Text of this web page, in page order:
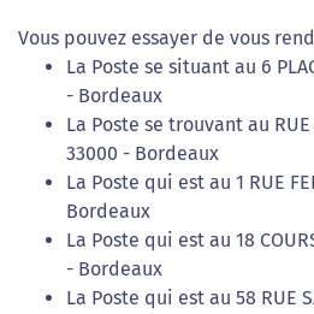
Vous pouvez essayer de vous
La Poste se situant au 6
- Bordeaux
La Poste se trouvant au RUE
33000 - Bordeaux
La Poste qui est au 1 RUE
Bordeaux
La Poste qui est au 18
- Bordeaux
La Poste qui est au 58 RUE